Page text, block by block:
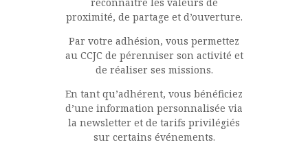
ACQUISITION DU
CENTRE
DONS
proximité, de partage et d’ouverture.
Par votre adhésion, vous permettez
au CCJC de pérenniser son activité et
de réaliser ses missions.
En tant qu’adhérent, vous bénéficiez
d’une information personnalisée via
la newsletter et de tarifs privilégiés
sur certains événements.